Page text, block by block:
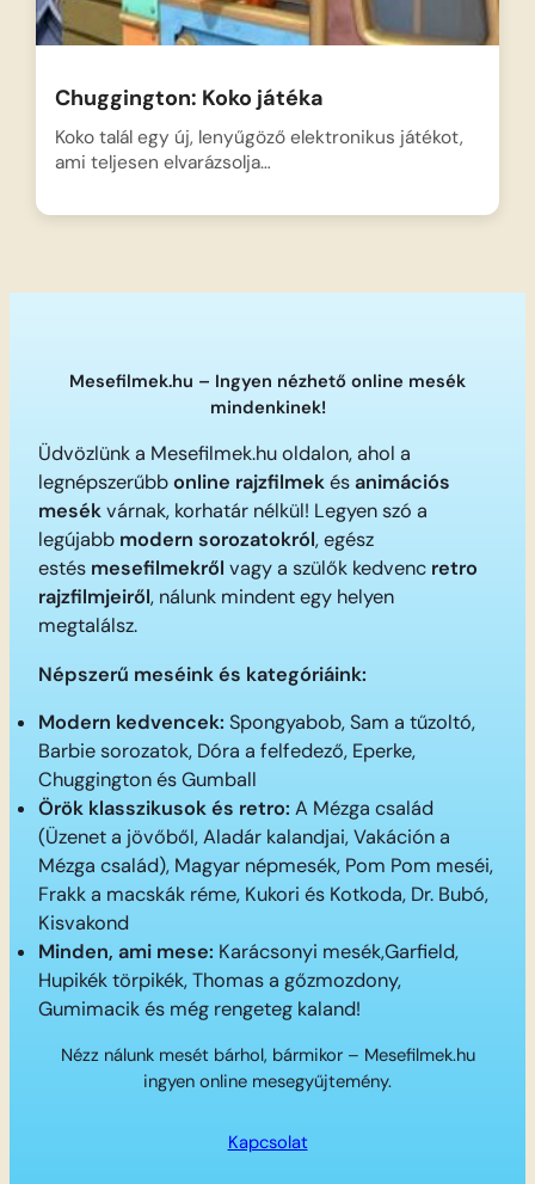
Chuggington: Koko játéka
Koko talál egy új, lenyűgöző elektronikus játékot,
ami teljesen elvarázsolja…
Mesefilmek.hu – Ingyen nézhető online mesék
mindenkinek!
Üdvözlünk a Mesefilmek.hu oldalon, ahol a
legnépszerűbbonline rajzfilmekésanimációs
mesékvárnak, korhatár nélkül! Legyen szó a
legújabb modern sorozatokról, egész
estés mesefilmekről vagy a szülők kedvenc retro
rajzfilmjeiről, nálunk mindent egy helyen
megtalálsz.
Népszerű meséink és kategóriáink:
Modern kedvencek: Spongyabob, Sam a tűzoltó,
Barbie sorozatok, Dóra a felfedező, Eperke,
Chuggington és Gumball
Örök klasszikusok és retro: A Mézga család
(Üzenet a jövőből, Aladár kalandjai, Vakáción a
Mézga család), Magyar népmesék, Pom Pom meséi,
Frakk a macskák réme, Kukori és Kotkoda, Dr. Bubó,
Kisvakond
Minden, ami mese: Karácsonyi mesék,Garfield,
Hupikék törpikék, Thomas a gőzmozdony,
Gumimacik és még rengeteg kaland!
Nézz nálunk mesét bárhol, bármikor – Mesefilmek.hu
ingyen online mesegyűjtemény.
Kapcsolat